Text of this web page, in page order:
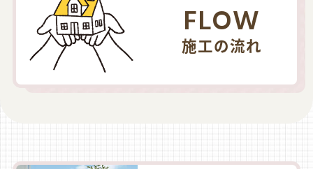
FLOW
施工の流れ